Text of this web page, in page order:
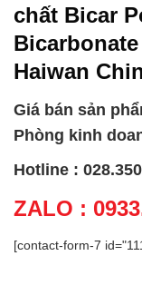
chất Bicar
Haiwan
Giá bán sản
Phòng kinh
Hotline :
ZALO :
[contact-form-7